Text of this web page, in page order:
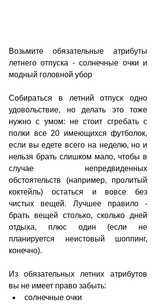
Возьмите обязательные атрибуты
летнего отпуска - солнечные очки и
модный головной убор
Собираться в летний отпуск одно
удовольствие, но делать это тоже
нужно с умом: не стоит сгребать с
полки все 20 имеющихся футболок,
если вы едете всего на неделю, но и
нельзя брать слишком мало, чтобы в
случае непредвиденных
обстоятельств (например, пролитый
коктейль) остаться и вовсе без
чистых вещей. Лучшее правило -
брать вещей столько, сколько дней
отдыха, плюс один (если не
планируется неистовый шоппинг,
конечно).
Из обязательных летних атрибутов
вы не имеет право забыть:
солнечные очки